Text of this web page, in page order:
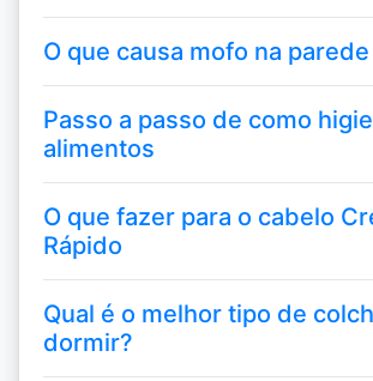
O que causa mofo na parede
Passo a passo de como
alimentos
O que fazer para o cabelo
Rápido
Qual é o melhor tipo de
dormir?